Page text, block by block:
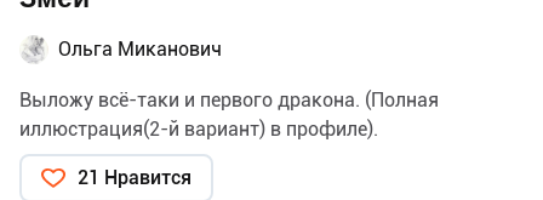
Ольга Миканович
Выложу всё-таки и первого дракона. (Полная
иллюстрация(2-й вариант) в профиле).
21 Нравится